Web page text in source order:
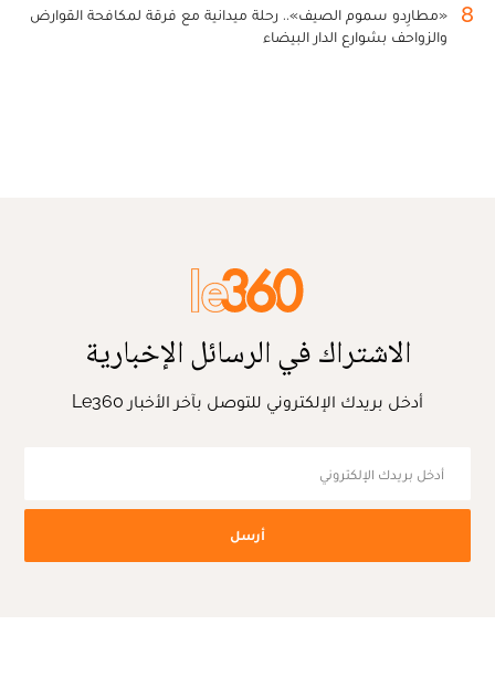
8
«مطارِدو سموم الصيف».. رحلة ميدانية مع فرقة لمكافحة القوارض
والزواحف بشوارع الدار البيضاء
الاشتراك في الرسائل الإخبارية
أدخل بريدك الإلكتروني للتوصل بآخر الأخبار Le360
أرسل